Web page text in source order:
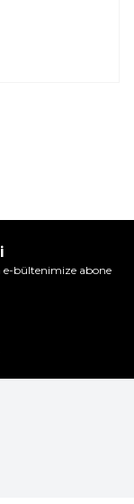
e-bültenimize abone